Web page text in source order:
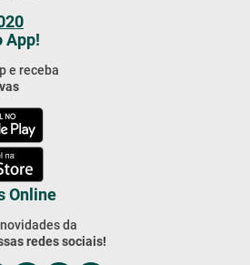
App!
e receba
Online
da
redes sociais!